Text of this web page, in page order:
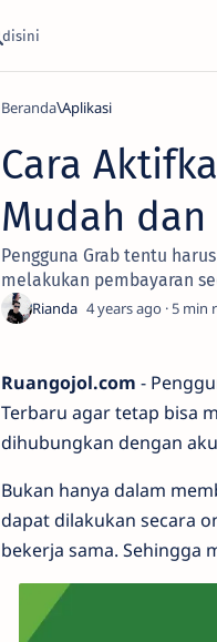
Beranda Aplikasi
Cara
Mudah dan
Pengguna Grab tentu
melakukan pembayaran
4 years ago 5
Ruangojol.com -
Terbaru agar tetap bisa
dihubungkan dengan
Bukan hanya dalam
dapat dilakukan secara
bekerja sama. Sehingga